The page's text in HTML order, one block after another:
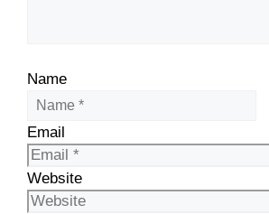
Name
Email
Website